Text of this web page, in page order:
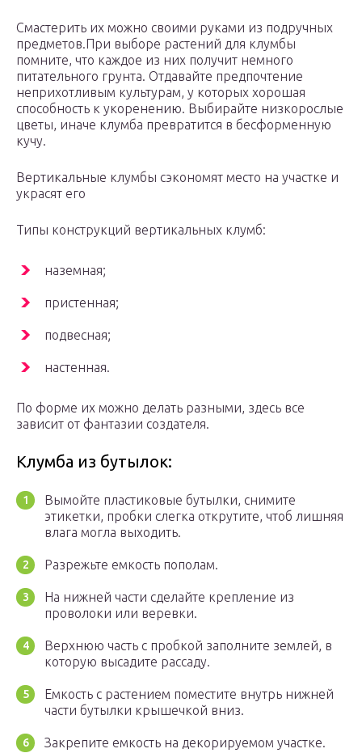
Смастерить их можно своими руками из подручных
предметов.При выборе растений для клумбы
помните, что каждое из них получит немного
питательного грунта. Отдавайте предпочтение
неприхотливым культурам, у которых хорошая
способность к укоренению. Выбирайте низкорослые
цветы, иначе клумба превратится в бесформенную
кучу.
Вертикальные клумбы сэкономят место на участке и
украсят его
Типы конструкций вертикальных клумб:
наземная;
пристенная;
подвесная;
настенная.
По форме их можно делать разными, здесь все
зависит от фантазии создателя.
Клумба из бутылок:
Вымойте пластиковые бутылки, снимите
этикетки, пробки слегка открутите, чтоб лишняя
влага могла выходить.
Разрежьте емкость пополам.
На нижней части сделайте крепление из
проволоки или веревки.
Верхнюю часть с пробкой заполните землей, в
которую высадите рассаду.
Емкость с растением поместите внутрь нижней
части бутылки крышечкой вниз.
Закрепите емкость на декорируемом участке.